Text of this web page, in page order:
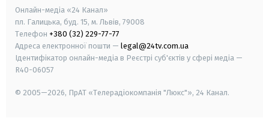
Онлайн-медіа «24 Канал»
пл. Галицька, буд. 15, м. Львів, 79008
Телефон +380 (32) 229-77-77
Адреса електронної пошти — legal@24tv.com.ua
Ідентифікатор онлайн-медіа в Реєстрі суб'єктів у сфері медіа —
R40-06057
© 2005—2026, ПрАТ «Телерадіокомпанія "Люкс"», 24 Канал.